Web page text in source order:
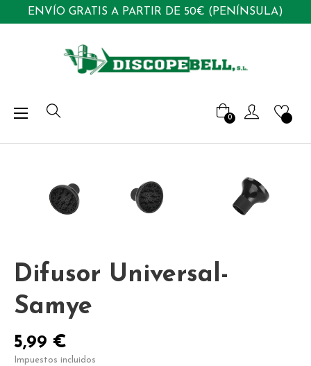
ENVÍO GRATIS A PARTIR DE 50€ (PENÍNSULA)
0
Navegación
palanca
☰
Difusor Universal-
Samye
5,99 €
Impuestos incluidos